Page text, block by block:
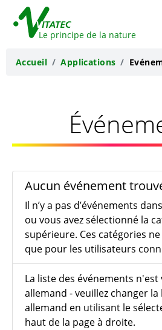
Le principe de la nature
Accueil Applications
Aucun événement
Il n’y a pas d’événements
ou vous avez sélectionné la
supérieure. Ces catégories
que pour les utilisateurs
La liste des événements
allemand - veuillez changer la
allemand en utilisant le
haut de la page à droite.